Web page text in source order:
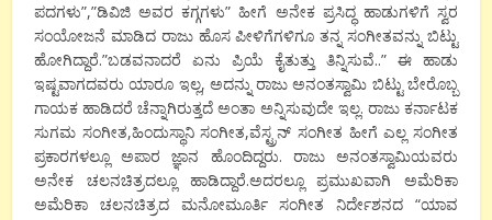
ಪದಗಳು”,”ಡಿವಿಜಿ ಅವರ ಕಗ್ಗಗಳು” ಹೀಗೆ ಅನೇಕ ಪ್ರಸಿದ್ಧ ಹಾಡುಗಳಿಗೆ ಸ್ವರ
ಸಂಯೋಜನೆ ಮಾಡಿದ ರಾಜು ಹೊಸ ಪೀಳಿಗೆಗಳಿಗೂ ತನ್ನ ಸಂಗೀತವನ್ನು ಬಿಟ್ಟು
ಹೋಗಿದ್ದಾರೆ.”ಬಡವನಾದರೆ ಏನು ಪ್ರಿಯೆ ಕೈತುತ್ತು ತಿನ್ನಿಸುವೆ..” ಈ ಹಾಡು
ಇಷ್ಟವಾಗದವರು ಯಾರೂ ಇಲ್ಲ, ಅದನ್ನು ರಾಜು ಅನಂತಸ್ವಾಮಿ ಬಿಟ್ಟು ಬೇರೊಬ್ಬ
ಗಾಯಕ ಹಾಡಿದರೆ ಚೆನ್ನಾಗಿರುತ್ತದೆ ಅಂತಾ ಅನ್ನಿಸುವುದೇ ಇಲ್ಲ. ರಾಜು ಕರ್ನಾಟಕ
ಸುಗಮ ಸಂಗೀತ,ಹಿಂದುಸ್ಥಾನಿ ಸಂಗೀತ,ವೆಸ್ಟ್ರನ್ ಸಂಗೀತ ಹೀಗೆ ಎಲ್ಲ ಸಂಗೀತ
ಪ್ರಕಾರಗಳಲ್ಲೂ ಅಪಾರ ಜ್ಞಾನ ಹೊಂದಿದ್ದರು. ರಾಜು ಅನಂತಸ್ವಾಮಿಯವರು
ಅನೇಕ ಚಲನಚಿತ್ರದಲ್ಲೂ ಹಾಡಿದ್ದಾರೆ.ಅದರಲ್ಲೂ ಪ್ರಮುಖವಾಗಿ ಅಮೆರಿಕಾ
ಅಮೆರಿಕಾ ಚಲನಚಿತ್ರದ ಮನೋಮೂರ್ತಿ ಸಂಗೀತ ನಿರ್ದೇಶನದ “ಯಾವ